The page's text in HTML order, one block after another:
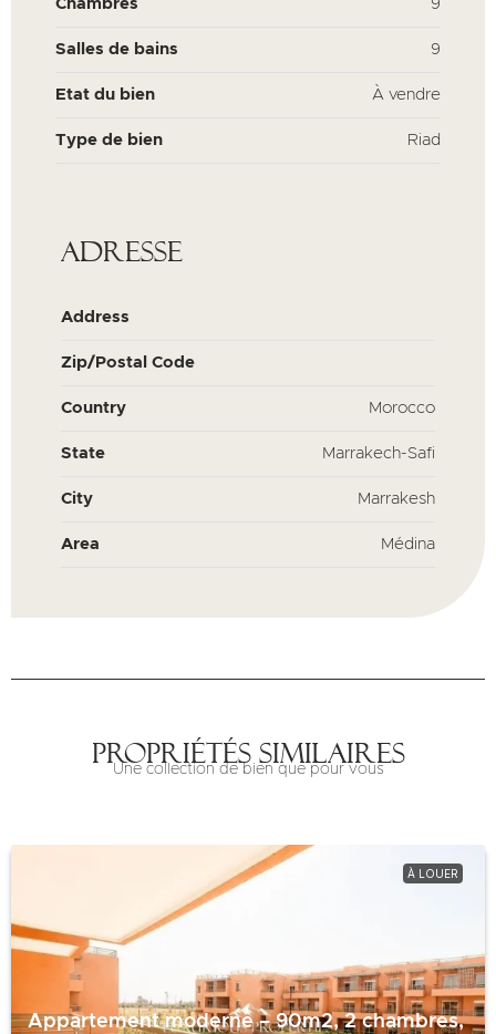
Chambres 9
Salles de bains 9
Etat du bien À vendre
Type de bien Riad
Adresse
Address
Zip/Postal Code
Country Morocco
State Marrakech-Safi
City Marrakesh
Area Médina
Propriétés similaires
Une collection de bien que pour vous
À LOUER
Appartement moderne – 90m2, 2 chambres,